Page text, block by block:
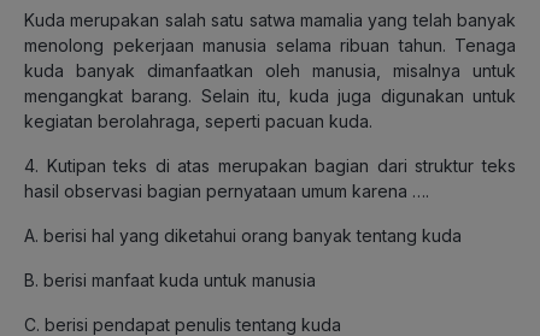
Kuda merupakan salah satu satwa mamalia yang telah banyak
menolong pekerjaan manusia selama ribuan tahun. Tenaga
kuda banyak dimanfaatkan oleh manusia, misalnya untuk
mengangkat barang. Selain itu, kuda juga digunakan untuk
kegiatan berolahraga, seperti pacuan kuda.
4. Kutipan teks di atas merupakan bagian dari struktur teks
hasil observasi bagian pernyataan umum karena ….
A. berisi hal yang diketahui orang banyak tentang kuda
B. berisi manfaat kuda untuk manusia
C. berisi pendapat penulis tentang kuda